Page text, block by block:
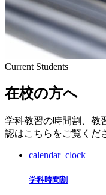
Current Students
在校の方へ
学科教習の時間割、教
認はこちらをご覧くだ
calendar_clock
学科時間割